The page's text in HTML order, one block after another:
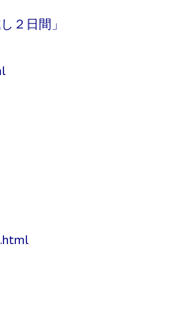
し２日間」